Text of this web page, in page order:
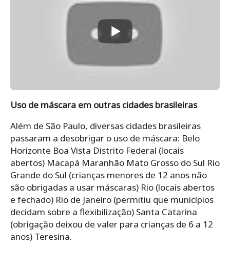
Uso de máscara em outras cidades brasileiras
Além de São Paulo, diversas cidades brasileiras
passaram a desobrigar o uso de máscara: Belo
Horizonte Boa Vista Distrito Federal (locais
abertos) Macapá Maranhão Mato Grosso do Sul Rio
Grande do Sul (crianças menores de 12 anos não
são obrigadas a usar máscaras) Rio (locais abertos
e fechado) Rio de Janeiro (permitiu que municípios
decidam sobre a flexibilização) Santa Catarina
(obrigação deixou de valer para crianças de 6 a 12
anos) Teresina.